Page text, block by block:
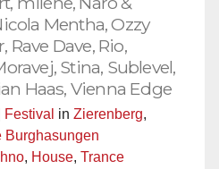
Mentha, Ozzy
Rave Dave, Rio,
Stina, Sublevel,
Haas, Vienna Edge
Festival in Zierenberg,
Burghasungen
, House, Trance